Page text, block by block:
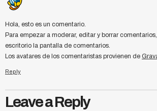
Hola, esto es un comentario.
Para empezar a moderar, editar y borrar
escritorio la pantalla de comentarios.
Los avatares de los comentaristas provienen de
Reply
Leave a Reply